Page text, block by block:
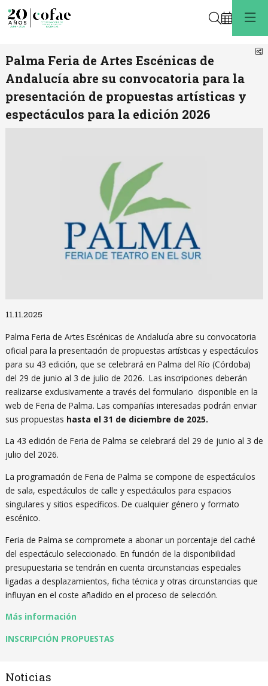
Buscar
Palma Feria de Artes Escénicas de
Andalucía abre su convocatoria para la
presentación de propuestas artísticas y
espectáculos para la edición 2026
11.11.2025
Palma Feria de Artes Escénicas de Andalucía abre su convocatoria
oficial para la presentación de propuestas artísticas y espectáculos
para su 43 edición, que se celebrará en Palma del Río (Córdoba)
del 29 de junio al 3 de julio de 2026. Las inscripciones deberán
realizarse exclusivamente a través del formulario disponible en la
web de Feria de Palma. Las compañías interesadas podrán enviar
sus propuestas hasta el 31 de diciembre de 2025.
La 43 edición de Feria de Palma se celebrará del 29 de junio al 3 de
julio del 2026.
La programación de Feria de Palma se compone de espectáculos
de sala, espectáculos de calle y espectáculos para espacios
singulares y sitios específicos. De cualquier género y formato
escénico.
Feria de Palma se compromete a abonar un porcentaje del caché
del espectáculo seleccionado. En función de la disponibilidad
presupuestaria se tendrán en cuenta circunstancias especiales
ligadas a desplazamientos, ficha técnica y otras circunstancias que
influyan en el coste añadido en el proceso de selección.
Más información
INSCRIPCIÓN PROPUESTAS
Noticias